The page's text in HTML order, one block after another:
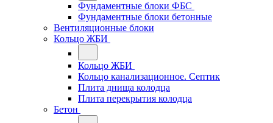
Фундаментные блоки ФБС
Фундаментные блоки бетонные
Вентиляционные блоки
Кольцо ЖБИ
Кольцо ЖБИ
Кольцо канализационное. Септик
Плита днища колодца
Плита перекрытия колодца
Бетон